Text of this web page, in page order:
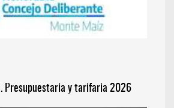
Presupuestaria y tarifaria 2026